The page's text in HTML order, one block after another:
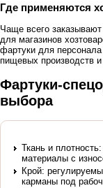
Где применяются
Чаще всего
для магазинов
фартуки для
пищевых производств
Фартуки-
выбора
Ткань и
материалы с
Крой:
карманы под